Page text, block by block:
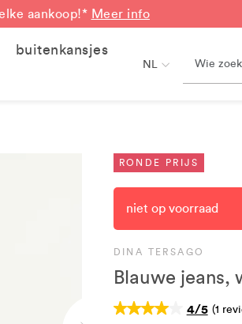
aankoop!* Meer info
buitenkansjes
NL
RONDE PRIJS
niet op voorraad
DINA TERSAGO
Blauwe jeans,
4/5 (1